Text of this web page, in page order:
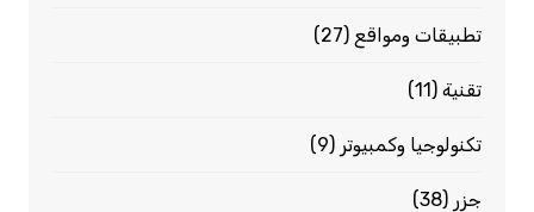
تطبيقات ومواقع (27)
تقنية(11)
تكنولوجيا وكمبيوتر (9)
جزر (38)